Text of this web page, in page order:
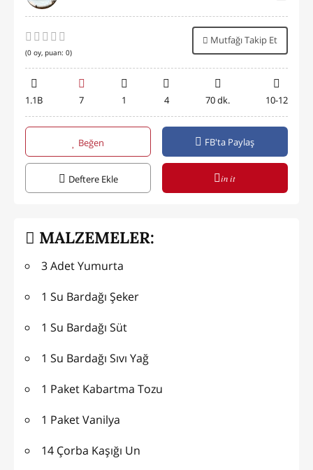
(0 oy, puan: 0)
Mutfağı Takip Et
1.1B 7 1 4 70 dk. 10-12
Beğen FB'ta Paylaş
Deftere Ekle in it
MALZEMELER:
3 Adet Yumurta
1 Su Bardağı Şeker
1 Su Bardağı Süt
1 Su Bardağı Sıvı Yağ
1 Paket Kabartma Tozu
1 Paket Vanilya
14 Çorba Kaşığı Un